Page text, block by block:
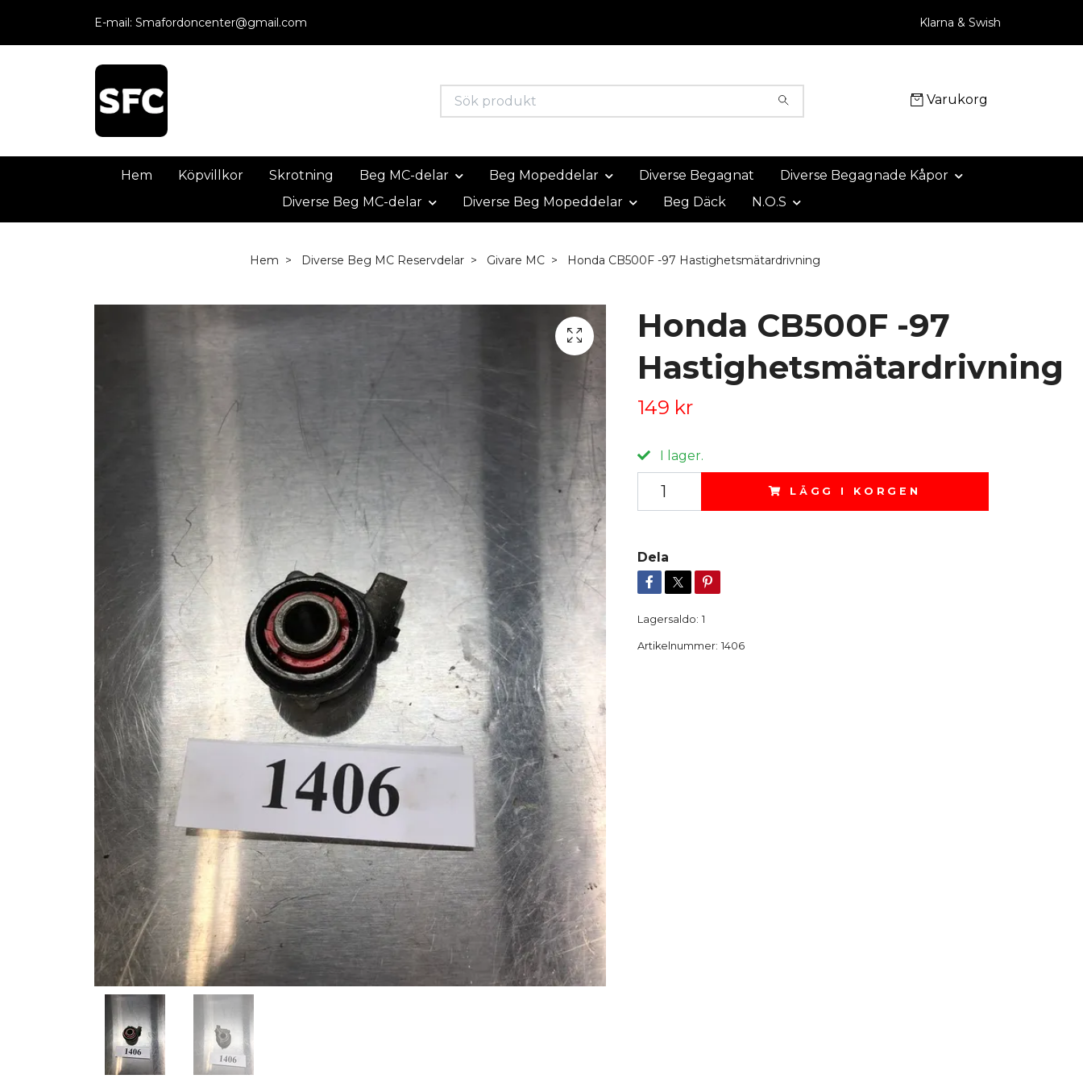
E-mail: Smafordoncenter@gmail.com Klarna & Swish
Varukorg
Hem Köpvillkor Skrotning Beg MC-delar Beg Mopeddelar Diverse Begagnat
Diverse Begagnade Kåpor
Diverse Beg MC-delar
Diverse Beg Mopeddelar Beg Däck N.O.S
Hem Diverse Beg MC Reservdelar Givare MC Honda CB500F -97 Hastighetsmätardrivning
Honda CB500F -97
Hastighetsmätardrivning
149 kr
I lager.
LÄGG I KORGEN
Dela
Lagersaldo: 1
Artikelnummer: 1406